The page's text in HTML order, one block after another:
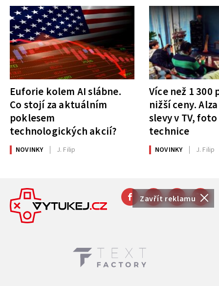
Zavřít reklamu
Euforie kolem AI slábne.
Co stojí za aktuálním
poklesem
technologických akcií?
NOVINKY J. Filip
Více než 1
nižší ceny.
slevy v TV,
technice
NOVINKY J. Filip